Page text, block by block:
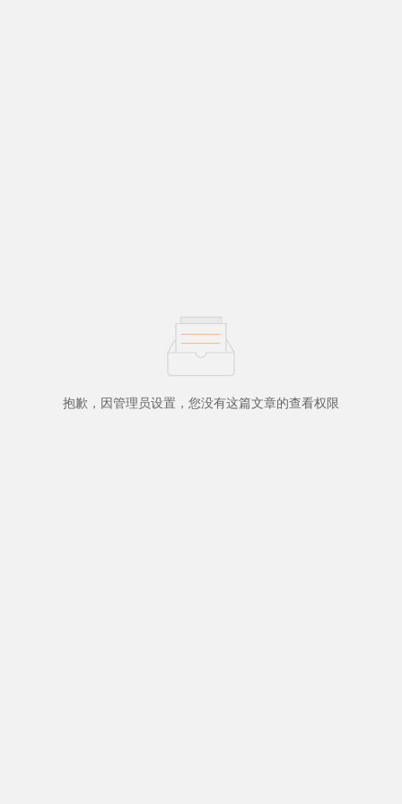
抱歉，因管理员设置，您没有这篇文章的查看权限